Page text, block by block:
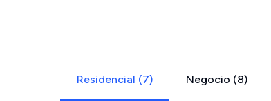
Residencial (7) Negocio (8)